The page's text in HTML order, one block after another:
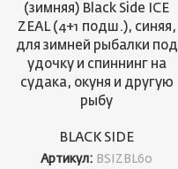
(зимняя) Black Side ICE
ZEAL (4+1 подш.), синяя,
для зимней рыбалки под
удочку и спиннинг на
судака, окуня и другую
рыбу
BLACK SIDE
Артикул: BSIZBL60